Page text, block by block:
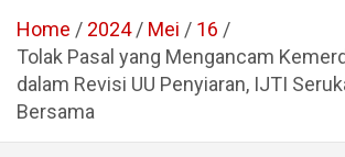
Home 2024 Mei
16
Tolak Pasal yang Mengancam
dalam Revisi UU Penyiaran, IJTI
Bersama